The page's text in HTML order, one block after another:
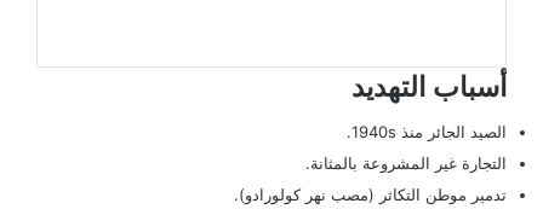
أسباب التهديد
الصيد الجائر منذ 1940s.
التجارة غير المشروعة بالمثانة.
تدمير موطن التكاثر (مصب نهر كولورادو).